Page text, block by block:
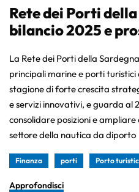
Rete dei Porti
bilancio 2025 e
La Rete dei Porti della
principali marine e porti turistici
stagione di forte crescita
e servizi innovativi, e guarda al
consolidare posizioni e
settore della nautica da diporto
Finanza porti Porto
Approfondisci